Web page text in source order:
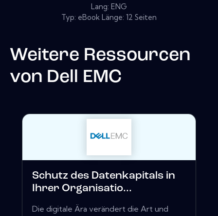
Lang: ENG
Typ: eBook Länge: 12 Seiten
Weitere Ressourcen
von Dell EMC
Schutz des Datenkapitals in
Ihrer Organisatio...
Die digitale Ära verändert die Art und